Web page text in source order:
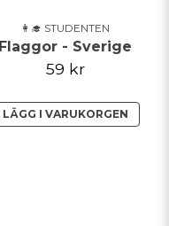
👩‍🎓 STUDENTEN
Flaggor - Sverige
59 kr
LÄGG I VARUKORGEN